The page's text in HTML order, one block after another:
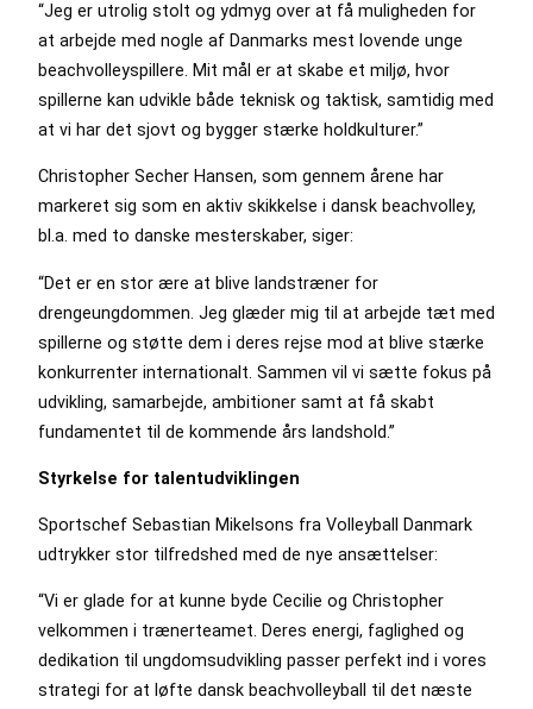
“Jeg er utrolig stolt og ydmyg over at få muligheden for
at arbejde med nogle af Danmarks mest lovende unge
beachvolleyspillere. Mit mål er at skabe et miljø, hvor
spillerne kan udvikle både teknisk og taktisk, samtidig med
at vi har det sjovt og bygger stærke holdkulturer.”
Christopher Secher Hansen, som gennem årene har
markeret sig som en aktiv skikkelse i dansk beachvolley,
bl.a. med to danske mesterskaber, siger:
“Det er en stor ære at blive landstræner for
drengeungdommen. Jeg glæder mig til at arbejde tæt med
spillerne og støtte dem i deres rejse mod at blive stærke
konkurrenter internationalt. Sammen vil vi sætte fokus på
udvikling, samarbejde, ambitioner samt at få skabt
fundamentet til de kommende års landshold.”
Styrkelse for talentudviklingen
Sportschef Sebastian Mikelsons fra Volleyball Danmark
udtrykker stor tilfredshed med de nye ansættelser:
“Vi er glade for at kunne byde Cecilie og Christopher
velkommen i trænerteamet. Deres energi, faglighed og
dedikation til ungdomsudvikling passer perfekt ind i vores
strategi for at løfte dansk beachvolleyball til det næste